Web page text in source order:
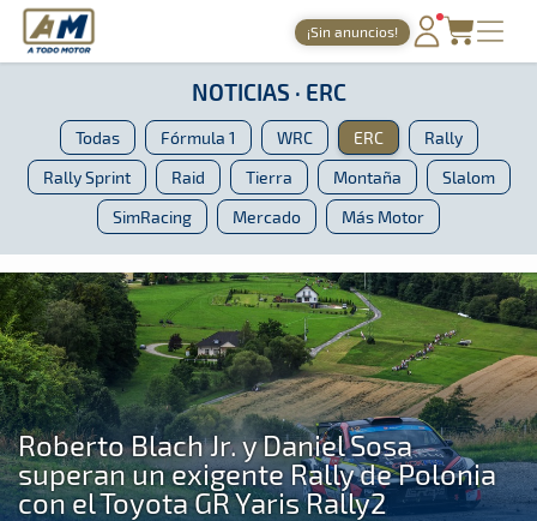
A Todo Motor · Revista del motor desde 1999
¡Sin anuncios!
TIEMPOS ONLINE
NOTICIAS
AGENDA
GALERÍAS
TIENDA
ARCHIVO
NOTICIAS · ERC
Todas Fórmula 1 WRC ERC
Rally
Rally Sprint
Raid Tierra Montaña
Slalom
SimRacing
Mercado Más Motor
Roberto Blach Jr. y Daniel Sosa
superan un exigente Rally de Polonia
con el Toyota GR Yaris Rally2